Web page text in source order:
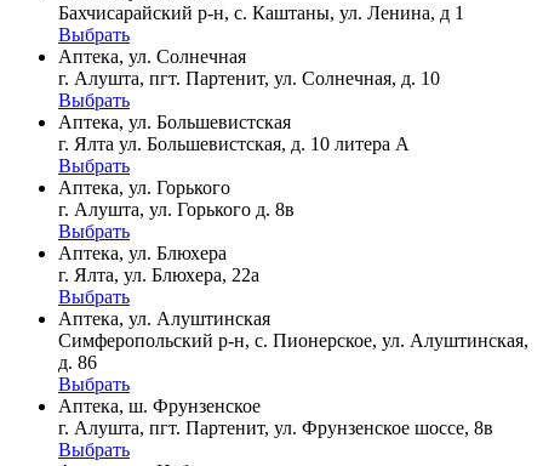
Бахчисарайский р-н, с. Каштаны, ул. Ленина, д 1
Выбрать
Аптека, ул. Солнечная
г. Алушта, пгт. Партенит, ул. Солнечная, д. 10
Выбрать
Аптека, ул. Большевистская
г. Ялта ул. Большевистская, д. 10 литера А
Выбрать
Аптека, ул. Горького
г. Алушта, ул. Горького д. 8в
Выбрать
Аптека, ул. Блюхера
г. Ялта, ул. Блюхера, 22а
Выбрать
Аптека, ул. Алуштинская
Симферопольский р-н, с. Пионерское, ул. Алуштинская,
д. 86
Выбрать
Аптека, ш. Фрунзенское
г. Алушта, пгт. Партенит, ул. Фрунзенское шоссе, 8в
Выбрать